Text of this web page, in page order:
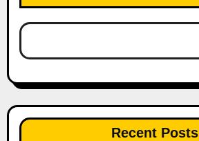
Recent Posts